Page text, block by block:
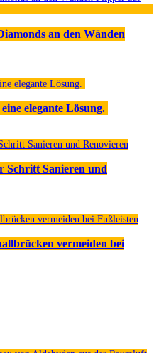
an den Wänden
elegante Lösung.
Schritt Sanieren und
vermeiden bei